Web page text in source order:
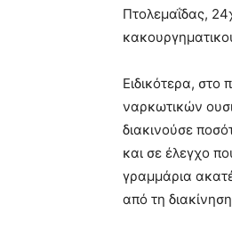
Πτολεμαΐδας,
Ειδικότερα, στο
ναρκωτικών
διακινούσε
και σε έλεγχο
γραμμάρια
από τη